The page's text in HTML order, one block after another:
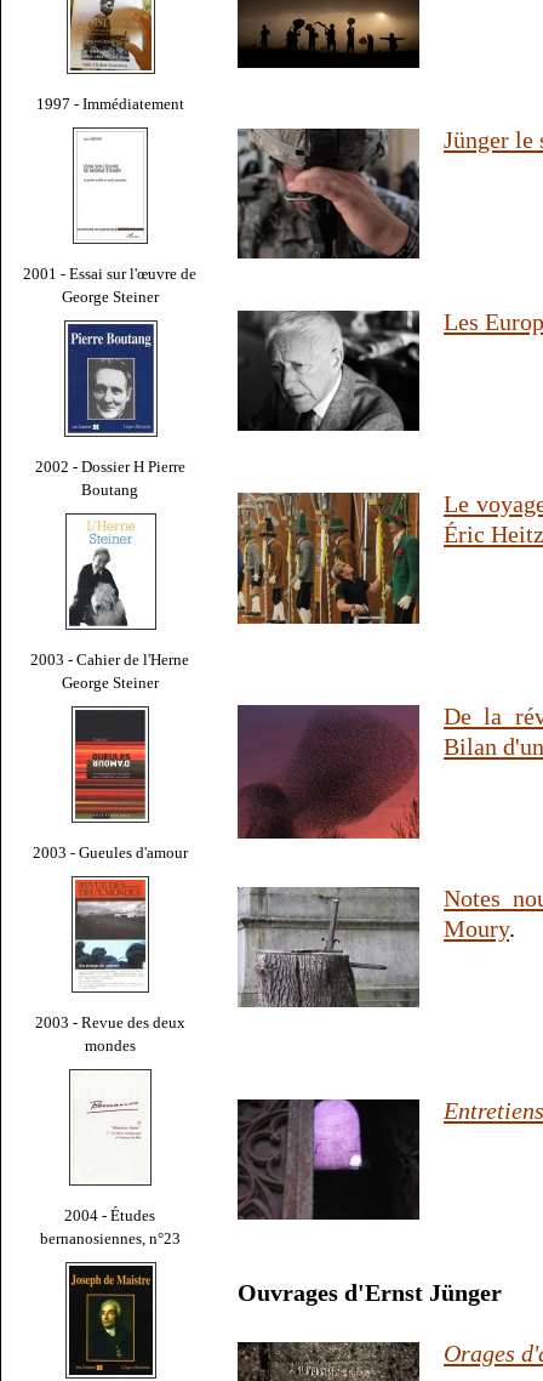
1997 - Immédiatement
2001 - Essai sur l'œuvre de
George Steiner
2002 - Dossier H Pierre
Boutang
2003 - Cahier de l'Herne
George Steiner
2003 - Gueules d'amour
2003 - Revue des deux
mondes
2004 - Études
bernanosiennes, n°23
Jünger
Les
Le
Éric
De la
Bilan
Notes
Moury.
Ouvrages d'Ernst Jünger
Orages